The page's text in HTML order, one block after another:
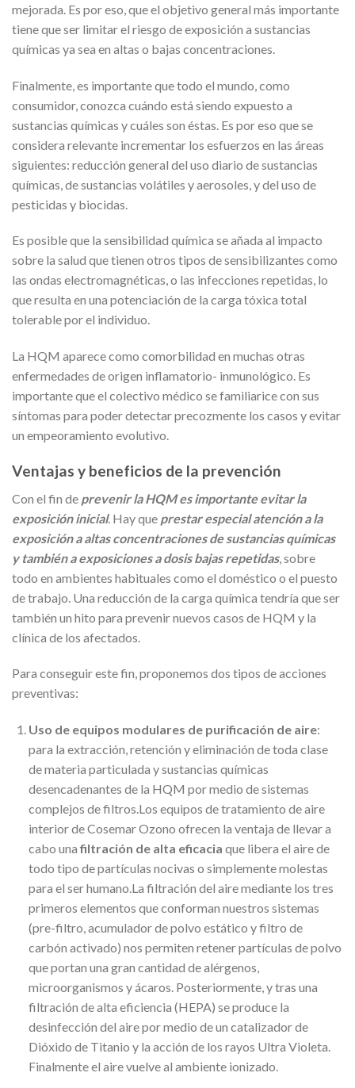
mejorada. Es por eso, que el objetivo general más importante
tiene que ser limitar el riesgo de exposición a sustancias
químicas ya sea en altas o bajas concentraciones.
Finalmente, es importante que todo el mundo, como
consumidor, conozca cuándo está siendo expuesto a
sustancias químicas y cuáles son éstas. Es por eso que se
considera relevante incrementar los esfuerzos en las áreas
siguientes: reducción general del uso diario de sustancias
químicas, de sustancias volátiles y aerosoles, y del uso de
pesticidas y biocidas.
Es posible que la sensibilidad química se añada al impacto
sobre la salud que tienen otros tipos de sensibilizantes como
las ondas electromagnéticas, o las infecciones repetidas, lo
que resulta en una potenciación de la carga tóxica total
tolerable por el individuo.
La HQM aparece como comorbilidad en muchas otras
enfermedades de origen inflamatorio- inmunológico. Es
importante que el colectivo médico se familiarice con sus
síntomas para poder detectar precozmente los casos y evitar
un empeoramiento evolutivo.
Ventajas y beneficios de la prevención
Con el fin de prevenir la HQM es importante evitar la
exposición inicial. Hay que prestar especial atención a la
exposición a altas concentraciones de sustancias químicas
y también a exposiciones a dosis bajas repetidas, sobre
todo en ambientes habituales como el doméstico o el puesto
de trabajo. Una reducción de la carga química tendría que ser
también un hito para prevenir nuevos casos de HQM y la
clínica de los afectados.
Para conseguir este fin, proponemos dos tipos de acciones
preventivas:
Uso de equipos modulares de purificación de aire:
para la extracción, retención y eliminación de toda clase
de materia particulada y sustancias químicas
desencadenantes de la HQM por medio de sistemas
complejos de filtros.Los equipos de tratamiento de aire
interior de Cosemar Ozono ofrecen la ventaja de llevar a
cabo unafiltración de alta eficacia que libera el aire de
todo tipo de partículas nocivas o simplemente molestas
para el ser humano.La filtración del aire mediante los tres
primeros elementos que conforman nuestros sistemas
(pre-filtro, acumulador de polvo estático y filtro de
carbón activado) nos permiten retener partículas de polvo
que portan una gran cantidad de alérgenos,
microorganismos y ácaros. Posteriormente, y tras una
filtración de alta eficiencia (HEPA) se produce la
desinfección del aire por medio de un catalizador de
Dióxido de Titanio y la acción de los rayos Ultra Violeta.
Finalmente el aire vuelve al ambiente ionizado.